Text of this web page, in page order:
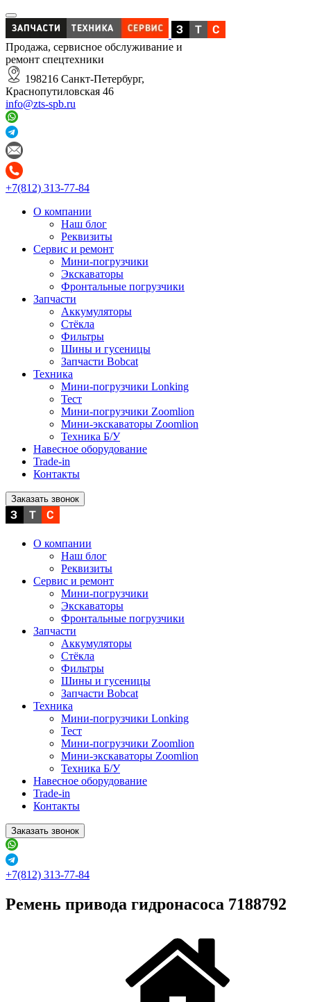
Продажа, сервисное обслуживание и
ремонт спецтехники
198216 Санкт-Петербург,
Краснопутиловская 46
info@zts-spb.ru
+7(812) 313-77-84
О компании
Наш блог
Реквизиты
Сервис и ремонт
Мини-погрузчики
Экскаваторы
Фронтальные погрузчики
Запчасти
Аккумуляторы
Стёкла
Фильтры
Шины и гусеницы
Запчасти Bobcat
Техника
Мини-погрузчики Lonking
Тест
Мини-погрузчики Zoomlion
Мини-экскаваторы Zoomlion
Техника Б/У
Навесное оборудование
Trade-in
Контакты
Заказать звонок
О компании
Наш блог
Реквизиты
Сервис и ремонт
Мини-погрузчики
Экскаваторы
Фронтальные погрузчики
Запчасти
Аккумуляторы
Стёкла
Фильтры
Шины и гусеницы
Запчасти Bobcat
Техника
Мини-погрузчики Lonking
Тест
Мини-погрузчики Zoomlion
Мини-экскаваторы Zoomlion
Техника Б/У
Навесное оборудование
Trade-in
Контакты
Заказать звонок
+7(812) 313-77-84
Ремень привода гидронасоса 7188792